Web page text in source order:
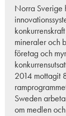
Norra Sverige
mineraler och
företag och
2014 mottagit
Sweden
om medlen